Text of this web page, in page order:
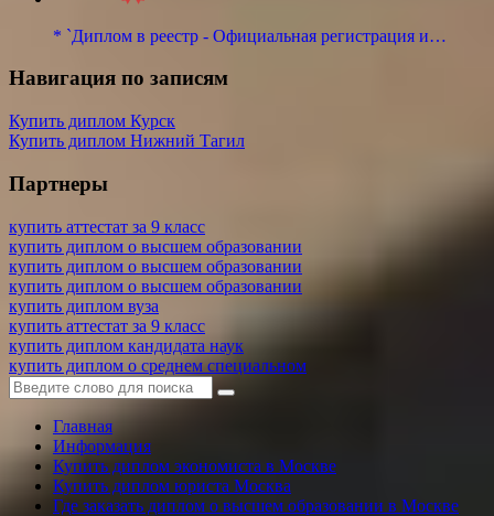
* `Диплом в реестр - Официальная регистрация и…
Навигация по записям
Купить диплом Курск
Купить диплом Нижний Тагил
Партнеры
купить аттестат за 9 класс
купить диплом о высшем образовании
купить диплом о высшем образовании
купить диплом о высшем образовании
купить диплом вуза
купить аттестат за 9 класс
купить диплом кандидата наук
купить диплом о среднем специальном
Главная
Информация
Купить диплом экономиста в Москве
Купить диплом юриста Москва
Где заказать диплом о высшем образовании в Москве